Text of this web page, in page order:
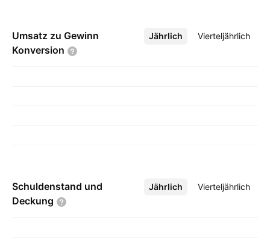
Umsatz zu Gewinn
Konversion
Jährlich Vierteljährlich
Mehr
Schuldenstand und
Deckung
Jährlich Vierteljährlich
Mehr